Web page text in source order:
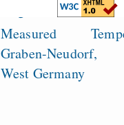
Es gibt Fakten
Measured
Graben-Neudorf,
West Germany